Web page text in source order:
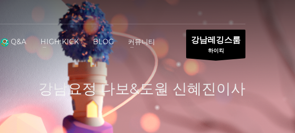
Q&A HIGH KICK BLOG 커뮤니티 강남레깅스룸
하이킥
강남요정 다보&도원 신혜진이사